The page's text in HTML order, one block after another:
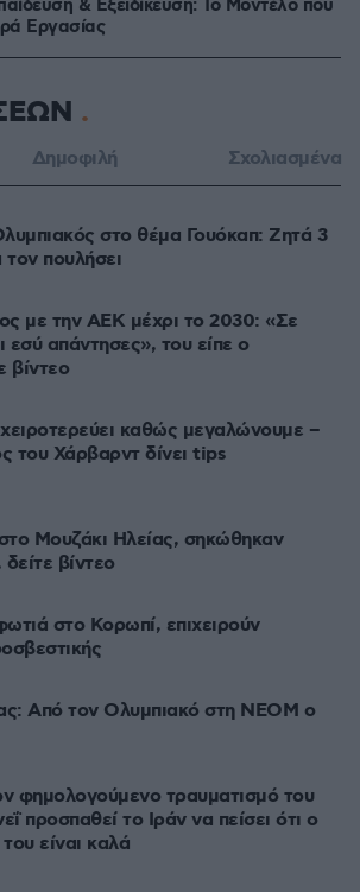
& Εξειδίκευση: Το Mοντέλο που
Eργασίας
Δημοφιλή Σχολιασμένα
στο θέμα Γουόκαπ: Ζητά 3
πουλήσει
με την ΑΕΚ μέχρι το 2030: «Σε
εσύ απάντησες», του είπε ο
βίντεο
καθώς μεγαλώνουμε –
του Χάρβαρντ δίνει tips
Μουζάκι Ηλείας, σηκώθηκαν
βίντεο
στο Κορωπί, επιχειρούν
Από τον Ολυμπιακό στη ΝΕΟΜ ο
φημολογούμενο τραυματισμό του
προσπαθεί το Ιράν να πείσει ότι ο
είναι καλά